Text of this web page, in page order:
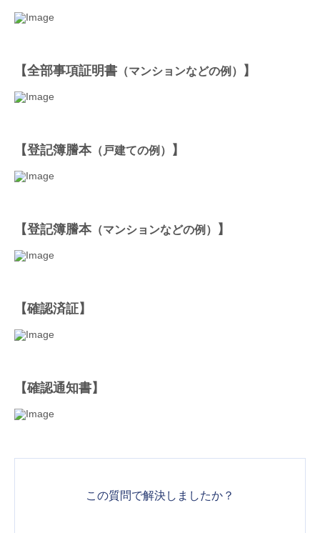
【全部事項証明書 （マンションなどの例） 】
【登記簿謄本（戸建ての例） 】
【登記簿謄本（マンションなどの例） 】
【確認済証】
【確認通知書】
この質問で解決しましたか？